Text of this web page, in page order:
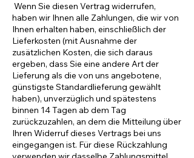
Wenn Sie diesen Vertrag widerrufen,
haben wir Ihnen alle Zahlungen, die wir von
Ihnen erhalten haben, einschließlich der
Lieferkosten (mit Ausnahme der
zusätzlichen Kosten, die sich daraus
ergeben, dass Sie eine andere Art der
Lieferung als die von uns angebotene,
günstigste Standardlieferung gewählt
haben), unverzüglich und spätestens
binnen 14 Tagen ab dem Tag
zurückzuzahlen, an dem die Mitteilung über
Ihren Widerruf dieses Vertrags bei uns
eingegangen ist. Für diese Rückzahlung